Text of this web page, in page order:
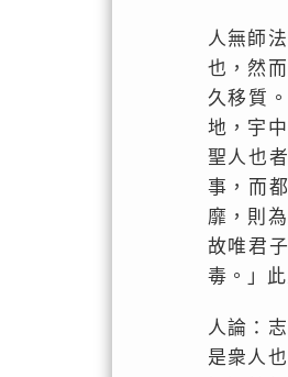
人無師
也，然
久移質
地，宇
聖人也
事，而
靡，則
故唯君
毒。」
人論：
是衆人